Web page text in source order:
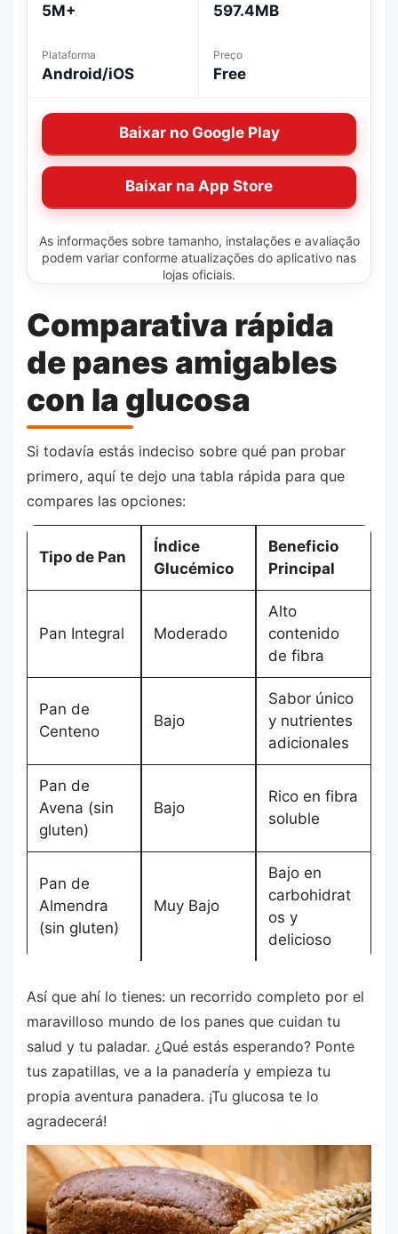
5M+ 597.4MB
Plataforma
Android/iOS
Preço
Free
Baixar no Google Play
Baixar na App Store
As informações sobre tamanho, instalações e avaliação
podem variar conforme atualizações do aplicativo nas
lojas oficiais.
Comparativa rápida
de panes amigables
con la glucosa
Si todavía estás indeciso sobre qué pan probar
primero, aquí te dejo una tabla rápida para que
compares las opciones:
Tipo de Pan
Índice
Glucémico
Beneficio
Principal
Pan Integral Moderado
Alto
contenido
de fibra
Pan de
Centeno
Bajo
Sabor único
y nutrientes
adicionales
Pan de
Avena (sin
gluten)
Bajo
Rico en fibra
soluble
Pan de
Almendra
(sin gluten)
Muy Bajo
Bajo en
carbohidrat
os y
delicioso
Así que ahí lo tienes: un recorrido completo por el
maravilloso mundo de los panes que cuidan tu
salud y tu paladar. ¿Qué estás esperando? Ponte
tus zapatillas, ve a la panadería y empieza tu
propia aventura panadera. ¡Tu glucosa te lo
agradecerá!